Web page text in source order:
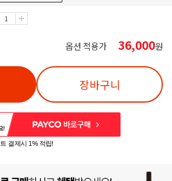
옵션 적용가 36,000원
장바구니
결제시 1% 적립!